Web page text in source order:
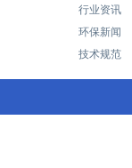
行业资讯
环保新闻
技术规范